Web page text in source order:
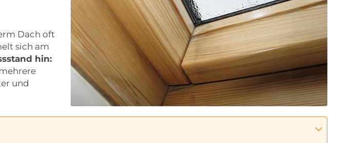
Dach oft
sich am
hin:
und